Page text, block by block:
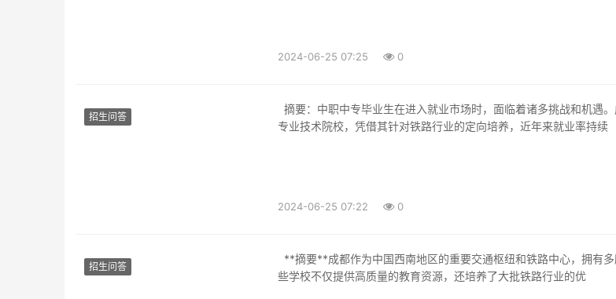
2024-06-25 07:25 0
招生问答
专业技术院校，凭借其针对铁路行业的定向培养，近年来就业率持续
2024-06-25 07:22 0
招生问答
些学校不仅提供高质量的教育资源，还培养了大批铁路行业的优